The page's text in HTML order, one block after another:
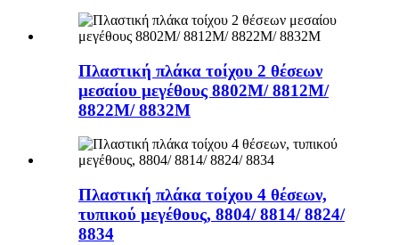
Πλαστική πλάκα τοίχου 2 θέσεων
μεσαίου μεγέθους 8802M/ 8812M/
8822M/ 8832M
Πλαστική πλάκα τοίχου 4 θέσεων,
τυπικού μεγέθους, 8804/ 8814/ 8824/
8834